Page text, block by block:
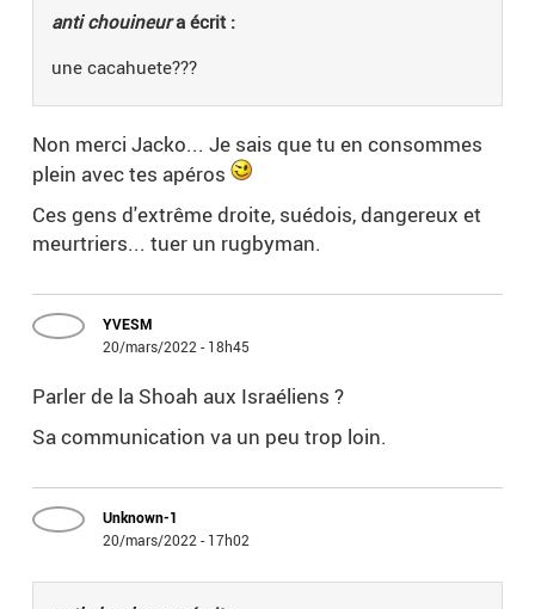
anti chouineura écrit :
une cacahuete???
Non merci Jacko... Je sais que tu en consommes
plein avec tes apéros
Ces gens d'extrême droite, suédois, dangereux et
meurtriers... tuer un rugbyman.
YVESM
20/mars/2022 - 18h45
Parler de la Shoah aux Israéliens ?
Sa communication va un peu trop loin.
Unknown-1
20/mars/2022 - 17h02